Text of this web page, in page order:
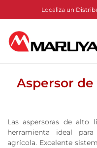
Localiza un
Aspersor
Las aspersoras de alto
herramienta ideal
agrícola. Excelente